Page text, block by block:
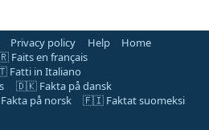
Privacy policy Help
Home
Faits en français
Fatti in Italiano
🇩🇰 Fakta på dansk
på norsk
🇫🇮 Faktat suomeksi